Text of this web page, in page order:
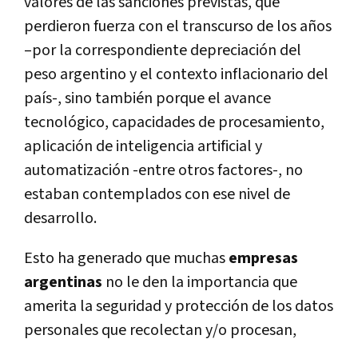
perdieron fuerza con el transcurso de los años
–por la correspondiente depreciación del
peso argentino y el contexto inflacionario del
país-, sino también porque el avance
tecnológico, capacidades de procesamiento,
aplicación de inteligencia artificial y
automatización -entre otros factores-, no
estaban contemplados con ese nivel de
desarrollo.
Esto ha generado que muchasempresas
argentinas no le den la importancia que
amerita la seguridad y protección de los datos
personales que recolectan y/o procesan,